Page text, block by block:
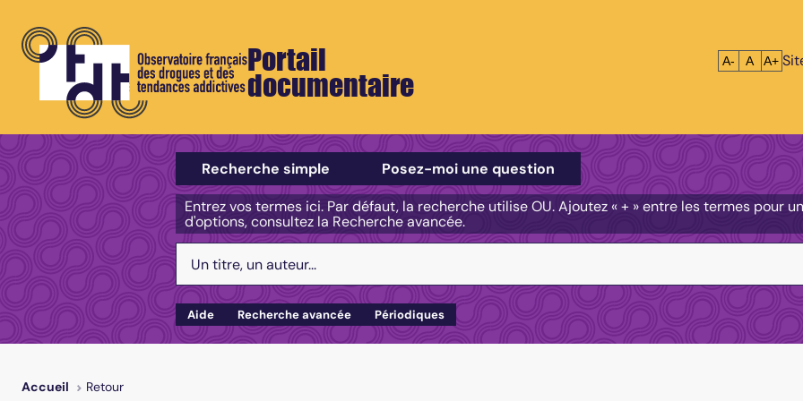
Portail
documentaire
Réduire le
A- A A+
Sélectionner un type de recherche
Recherche simple
Posez-moi une question
Entrez vos termes ici. Par défaut, la recherche utilise OU. Ajoutez « + » entre les termes pour
d'options, consultez la Recherche avancée.
Aide Recherche avancée Périodiques
Accueil Retour